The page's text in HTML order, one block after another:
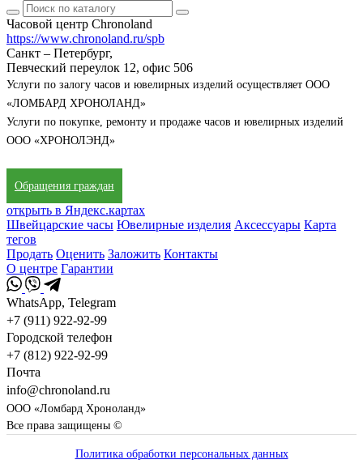
Часовой центр Chronoland
https://www.chronoland.ru/spb
Санкт – Петербург,
Певческий переулок 12, офис 506
Услуги по залогу часов и ювелирных изделий осуществляет ООО
«ЛОМБАРД ХРОНОЛАНД»
Услуги по покупке, ремонту и продаже часов и ювелирных изделий
ООО «ХРОНОЛЭНД»
Обращения граждан
открыть в Яндекс.картах
Швейцарские часы Ювелирные изделия Аксессуары Карта
тегов
Продать Оценить Заложить Контакты
О центре Гарантии
WhatsApp, Telegram
+7 (911) 922-92-99
Городской телефон
+7 (812) 922-92-99
Почта
info@chronoland.ru
ООО «Ломбард Хроноланд»
Все права защищены ©
Политика обработки персональных данных